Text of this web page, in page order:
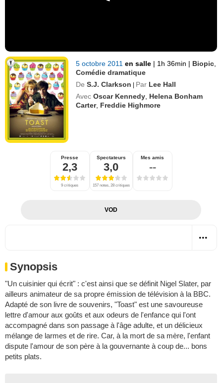
5 octobre 2011en salle | 1h 36min | Biopic
Comédie dramatique
De S.J. Clarkson | Par Lee Hall
Avec Oscar Kennedy Helena Bonham
Carter, Freddie Highmore
Presse
2,3
9 critiques
Spectateurs
3,0
157 notes, 28 critiques
Mes amis
--
VOD
Synopsis
"Un cuisinier qui écrit" : c'est ainsi que se définit Nigel Slater, par
ailleurs animateur de sa propre émission de télévision à la BBC.
Adapté de son livre de souvenirs, "Toast" est une savoureuse
lettre d'amour aux goûts et aux odeurs de l'enfance qui l'ont
accompagné dans son passage à l'âge adulte, et un délicieux
mélange de larmes et de rire. Car, à la mort de sa mère, l'enfant
dispute l'amour de son père à la gouvernante à coup de... bons
petits plats.